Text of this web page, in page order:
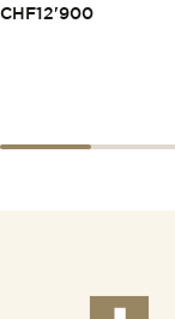
CHF12'900